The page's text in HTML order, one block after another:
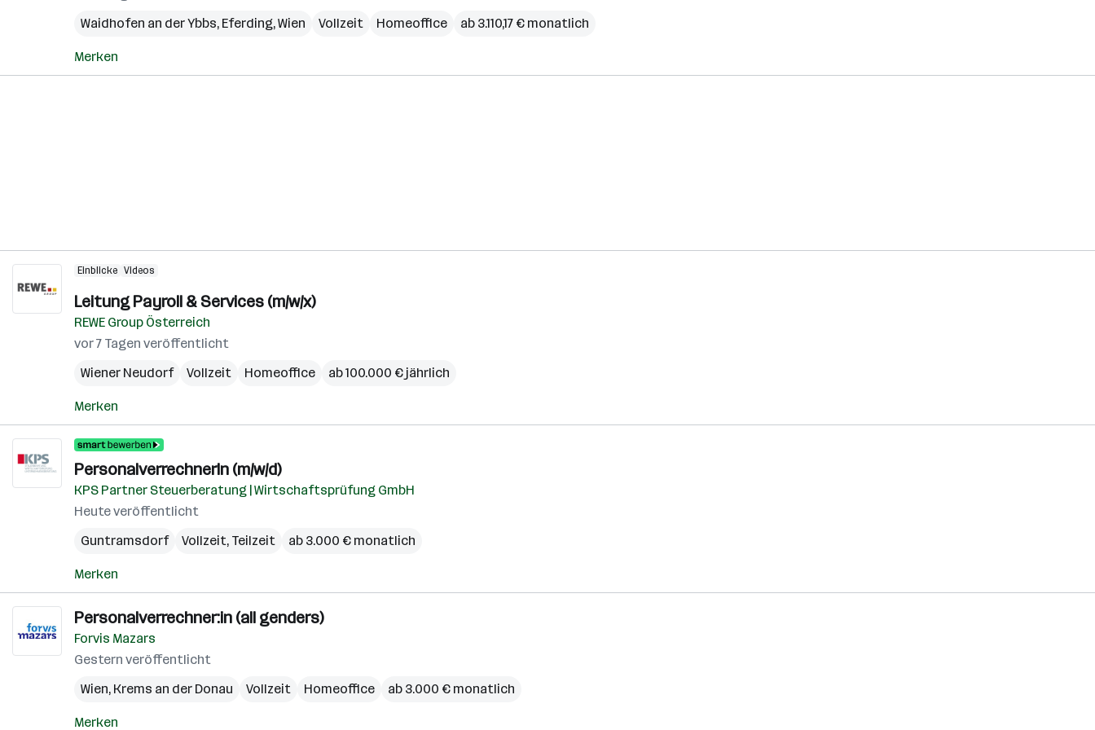
Waidhofen an der Ybbs, Eferding,Wien Vollzeit Homeoffice ab 3.110,17 € monatlich
Merken
Einblicke Videos
Leitung Payroll & Services (m/w/x)
REWE Group Österreich
vor 7 Tagen veröffentlicht
Wiener Neudorf
Vollzeit Homeoffice ab 100.000 € jährlich
Merken
PersonalverrechnerIn (m/w/d)
KPS Partner Steuerberatung | Wirtschaftsprüfung GmbH
Heute veröffentlicht
Guntramsdorf
Vollzeit, Teilzeit ab 3.000 € monatlich
Merken
Personalverrechner:in (all genders)
Forvis Mazars
Gestern veröffentlicht
Wien, Krems an der Donau Vollzeit Homeoffice ab 3.000 € monatlich
Merken